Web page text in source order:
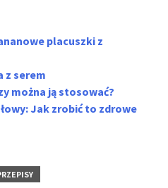
placuszki z
z serem
można ją stosować?
Jak zrobić to zdrowe